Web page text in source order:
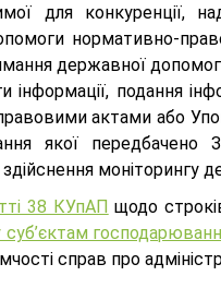
для конкуренції,
нормативно-
державної
подання
актами або
якої
моніторингу
38 КУпАП щодо
справ про